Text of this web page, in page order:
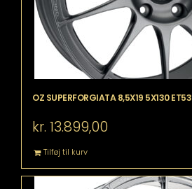
OZ SUPERFORGIATA 8,5X19 5X130 ET53
kr. 13.899,00
Tilføj til kurv